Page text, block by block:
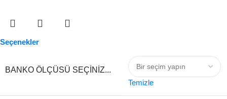
Seçenekler
BANKO ÖLÇÜSÜ SEÇINIZ...
Temizle